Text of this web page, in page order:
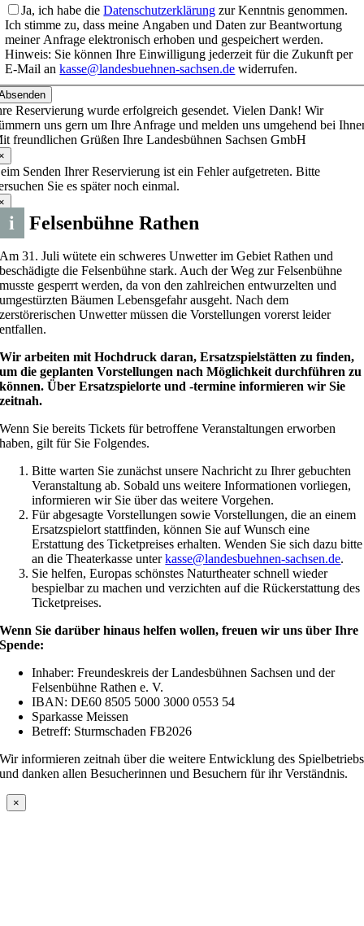
Ja, ich habe dieDatenschutzerklärung zur Kenntnis genommen.
Ich stimme zu, dass meine Angaben und Daten zur Beantwortung
meiner Anfrage elektronisch erhoben und gespeichert werden.
Hinweis: Sie können Ihre Einwilligung jederzeit für die Zukunft per
E-Mail ankasse@landesbuehnen-sachsen.de widerrufen.
Reservierung wurde erfolgreich gesendet. Vielen Dank! Wir
uns gern um Ihre Anfrage und melden uns umgehend bei
freundlichen Grüßen Ihre Landesbühnen Sachsen GmbH
Senden Ihrer Reservierung ist ein Fehler aufgetreten. Bitte
Sie es später noch einmal.
i Felsenbühne Rathen
Am 31. Juli wütete ein schweres Unwetter im Gebiet Rathen und
beschädigte die Felsenbühne stark. Auch der Weg zur Felsenbühne
musste gesperrt werden, da von den zahlreichen entwurzelten und
umgestürzten Bäumen Lebensgefahr ausgeht. Nach dem
zerstörerischen Unwetter müssen die Vorstellungen vorerst leider
entfallen.
Wir arbeiten mit Hochdruck daran, Ersatzspielstätten zu finden,
um die geplanten Vorstellungen nach Möglichkeit durchführen zu
können. Über Ersatzspielorte und -termine informieren wir Sie
zeitnah.
Wenn Sie bereits Tickets für betroffene Veranstaltungen erworben
haben, gilt für Sie Folgendes.
Bitte warten Sie zunächst unsere Nachricht zu Ihrer gebuchten
Veranstaltung ab. Sobald uns weitere Informationen vorliegen,
informieren wir Sie über das weitere Vorgehen.
Für abgesagte Vorstellungen sowie Vorstellungen, die an einem
Ersatzspielort stattfinden, können Sie auf Wunsch eine
Erstattung des Ticketpreises erhalten. Wenden Sie sich dazu bitte
an die Theaterkasse unterkasse@landesbuehnen-sachsen.de.
Sie helfen, Europas schönstes Naturtheater schnell wieder
bespielbar zu machen und verzichten auf die Rückerstattung des
Ticketpreises.
Wenn Sie darüber hinaus helfen wollen, freuen wir uns über Ihre
Spende:
Inhaber: Freundeskreis der Landesbühnen Sachsen und der
Felsenbühne Rathen e. V.
IBAN: DE60 8505 5000 3000 0553 54
Sparkasse Meissen
Betreff: Sturmschaden FB2026
Wir informieren zeitnah über die weitere Entwicklung des Spielbetriebs
und danken allen Besucherinnen und Besuchern für ihr Verständnis.
×